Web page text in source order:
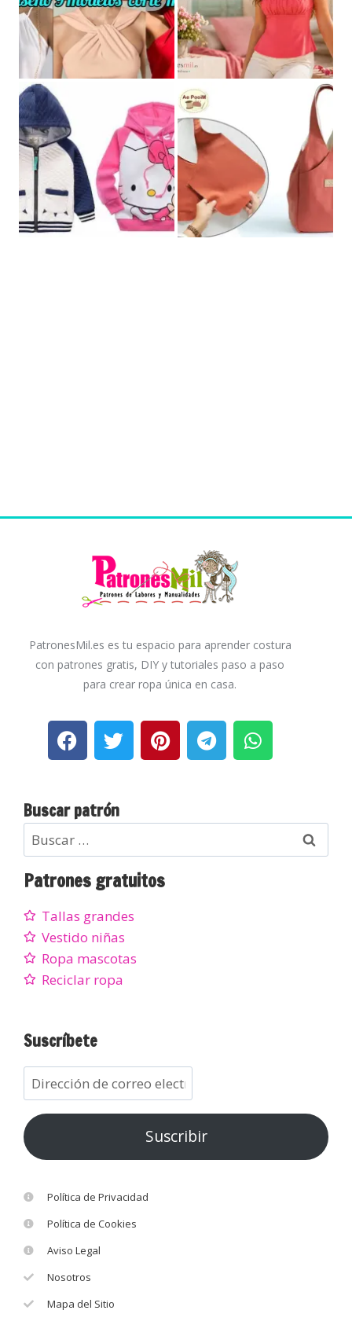
PatronesMil.es es tu espacio para aprender costura
con patrones gratis, DIY y tutoriales paso a paso
para crear ropa única en casa.
Buscar patrón
Patrones gratuitos
Tallas grandes
Vestido niñas
Ropa mascotas
Reciclar ropa
Suscríbete
Suscribir
Política de Privacidad
Política de Cookies
Aviso Legal
Nosotros
Mapa del Sitio